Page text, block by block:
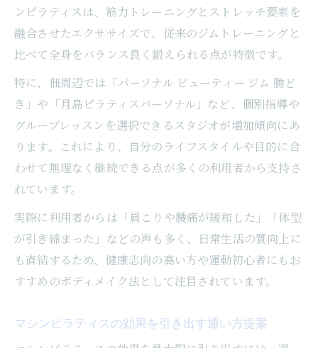
ンピラティスは、筋力トレーニングとストレッチ要素を
融合させたエクササイズで、従来のジムトレーニングと
比べて全身をバランス良く鍛えられる点が特徴です。
特に、佃周辺では「パーソナル ビューティー ジム 勝ど
き」や「月島ピラティスパーソナル」など、個別指導や
グループレッスンを選択できるスタジオが増加傾向にあ
ります。これにより、自分のライフスタイルや目的に合
わせて無理なく継続できる点が多くの利用者から支持さ
れています。
実際に利用者からは「肩こりや腰痛が緩和した」「体型
が引き締まった」などの声も多く、日常生活の質向上に
も直結するため、健康志向の高い方や運動初心者にもお
すすめのボディメイク法として注目されています。
マシンピラティスの効果を引き出す通い方提案